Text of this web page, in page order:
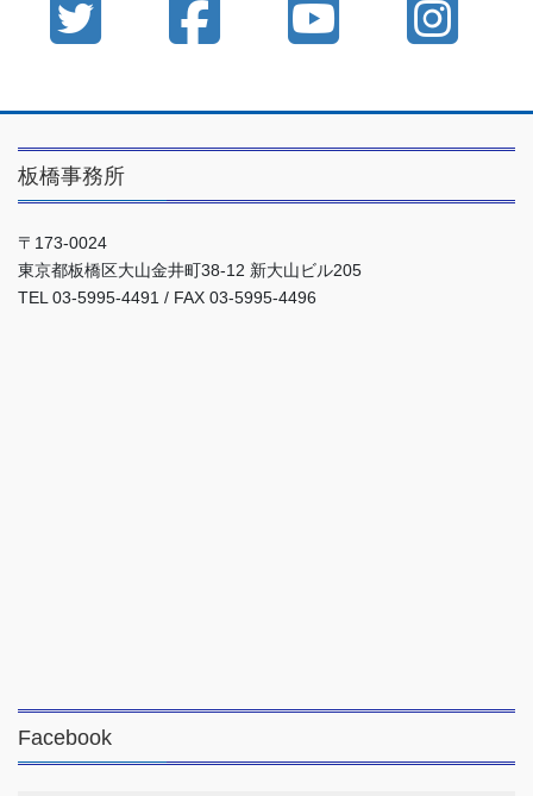
板橋事務所
〒173-0024
東京都板橋区大山金井町38-12 新大山ビル205
TEL 03-5995-4491 / FAX 03-5995-4496
Facebook